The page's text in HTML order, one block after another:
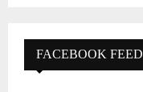
FACEBOOK FEED